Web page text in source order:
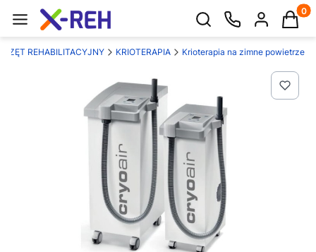
Otwórz wyszukiwarkę
REHABILITACYJNY KRIOTERAPIA Krioterapia na zimne powietrze